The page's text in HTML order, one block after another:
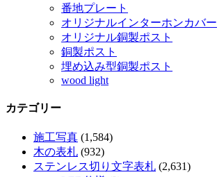
番地プレート
オリジナルインターホンカバー
オリジナル銅製ポスト
銅製ポスト
埋め込み型銅製ポスト
wood light
カテゴリー
施工写真 (1,584)
木の表札 (932)
ステンレス切り文字表札 (2,631)